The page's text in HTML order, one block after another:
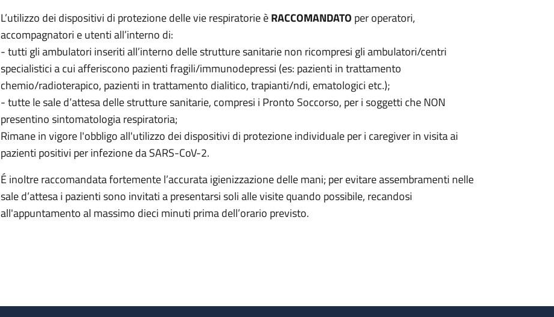
L’utilizzo dei dispositivi di protezione delle vie respiratorie èRACCOMANDATO per operatori,
accompagnatori e utenti all’interno di:
- tutti gli ambulatori inseriti all’interno delle strutture sanitarie non ricompresi gli ambulatori/centri
specialistici a cui afferiscono pazienti fragili/immunodepressi (es: pazienti in trattamento
chemio/radioterapico, pazienti in trattamento dialitico, trapianti/ndi, ematologici etc.);
- tutte le sale d’attesa delle strutture sanitarie, compresi i Pronto Soccorso, per i soggetti che NON
presentino sintomatologia respiratoria;
Rimane in vigore l'obbligo all'utilizzo dei dispositivi di protezione individuale per i caregiver in visita ai
pazienti positivi per infezione da SARS-CoV-2.
É inoltre raccomandata fortemente l’accurata igienizzazione delle mani; per evitare assembramenti nelle
sale d’attesa i pazienti sono invitati a presentarsi soli alle visite quando possibile, recandosi
all'appuntamento al massimo dieci minuti prima dell’orario previsto.